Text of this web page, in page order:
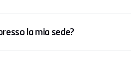
la mia sede?